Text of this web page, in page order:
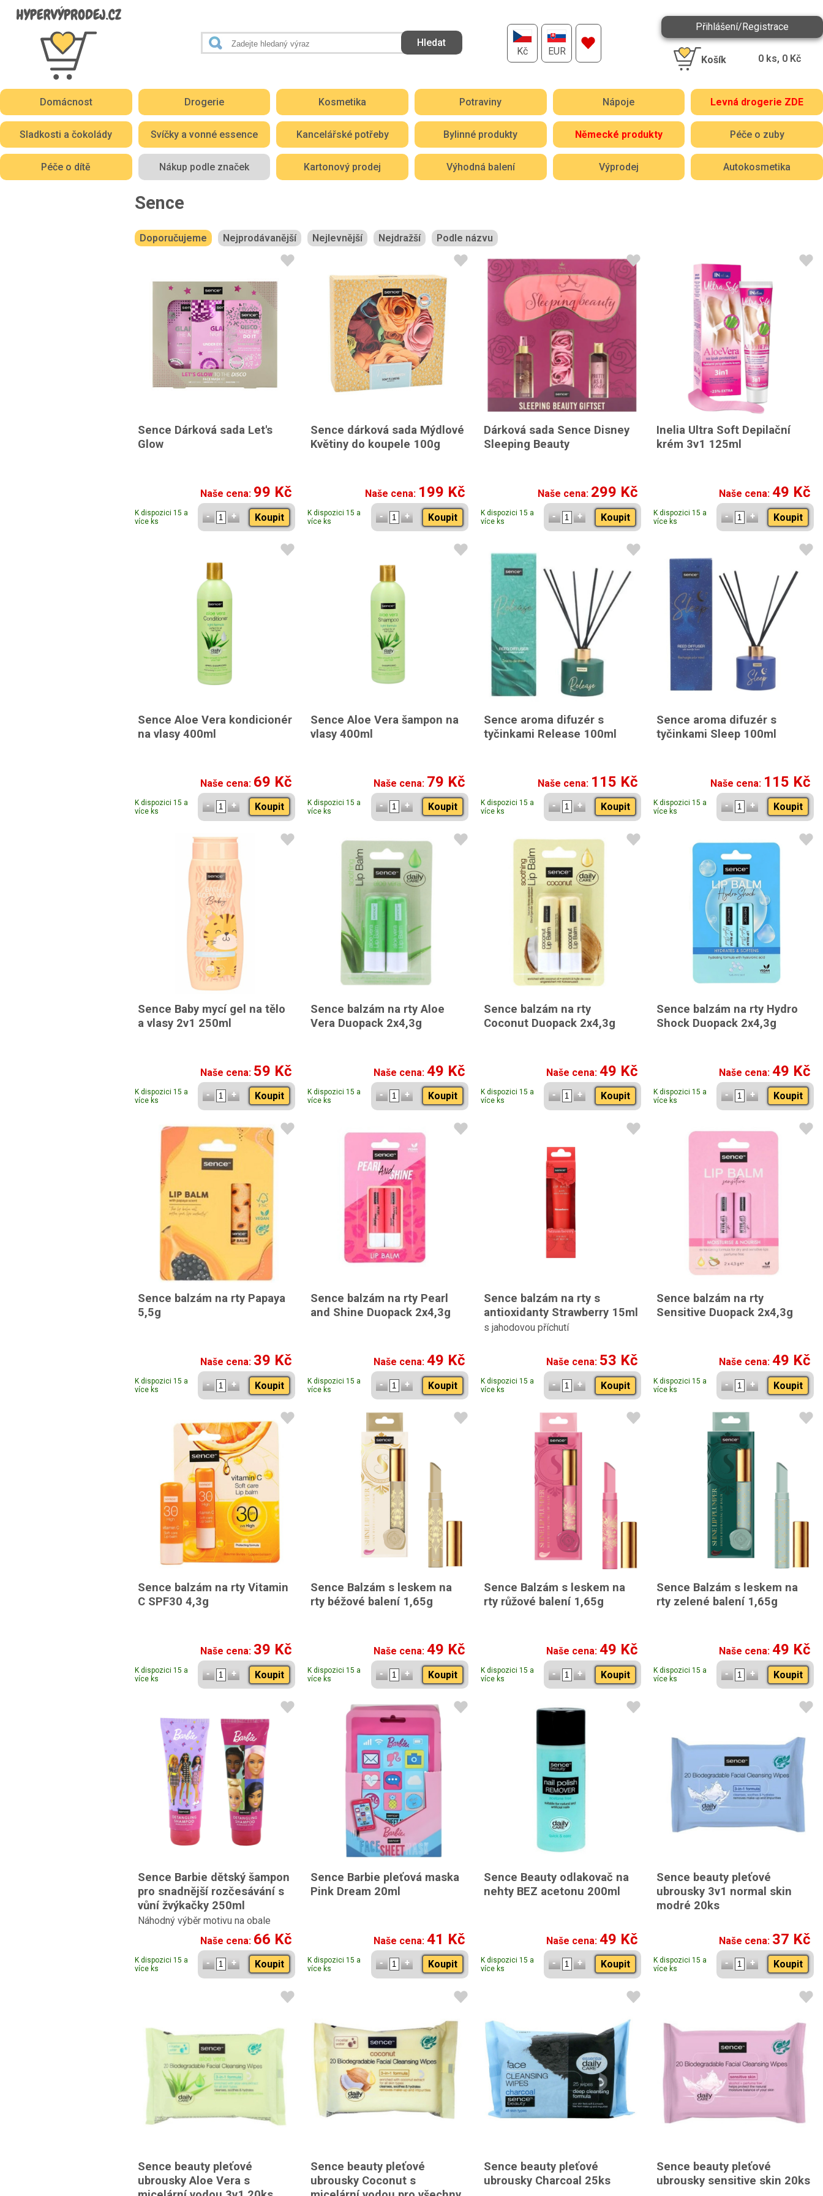
Kč EUR
Přihlášení/Registrace
Košík 0 ks, 0 Kč
Domácnost Drogerie Kosmetika Potraviny Nápoje Levná drogerie ZDE
Sladkosti a čokolády Svíčky a vonné essence Kancelářské potřeby Bylinné produkty Německé produkty Péče o zuby
Péče o dítě Nákup podle značek Kartonový prodej Výhodná balení Výprodej Autokosmetika
Sence
Doporučujeme Nejprodávanější Nejlevnější Nejdražší Podle názvu
Sence Dárková sada Let's
Glow
Naše cena: 99 Kč
K dispozici 15 a
více ks
Koupit
Sence dárková sada Mýdlové
Květiny do koupele 100g
Naše cena: 199 Kč
K dispozici 15 a
více ks
Koupit
Dárková sada Sence Disney
Sleeping Beauty
Naše cena: 299 Kč
K dispozici 15 a
více ks
Koupit
Inelia Ultra Soft Depilační
krém 3v1 125ml
Naše cena: 49 Kč
K dispozici 15 a
více ks
Koupit
Sence Aloe Vera kondicionér
na vlasy 400ml
Naše cena: 69 Kč
K dispozici 15 a
více ks
Koupit
Sence Aloe Vera šampon na
vlasy 400ml
Naše cena: 79 Kč
K dispozici 15 a
více ks
Koupit
Sence aroma difuzér s
tyčinkami Release 100ml
Naše cena: 115 Kč
K dispozici 15 a
více ks
Koupit
Sence aroma difuzér s
tyčinkami Sleep 100ml
Naše cena: 115 Kč
K dispozici 15 a
více ks
Koupit
Sence Baby mycí gel na tělo
a vlasy 2v1 250ml
Naše cena: 59 Kč
K dispozici 15 a
více ks
Koupit
Sence balzám na rty Aloe
Vera Duopack 2x4,3g
Naše cena: 49 Kč
K dispozici 15 a
více ks
Koupit
Sence balzám na rty
Coconut Duopack 2x4,3g
Naše cena: 49 Kč
K dispozici 15 a
více ks
Koupit
Sence balzám na rty Hydro
Shock Duopack 2x4,3g
Naše cena: 49 Kč
K dispozici 15 a
více ks
Koupit
Sence balzám na rty Papaya
5,5g
Naše cena: 39 Kč
K dispozici 15 a
více ks
Koupit
Sence balzám na rty Pearl
and Shine Duopack 2x4,3g
Naše cena: 49 Kč
K dispozici 15 a
více ks
Koupit
Sence balzám na rty s
antioxidanty Strawberry 15ml
s jahodovou příchutí
Naše cena: 53 Kč
K dispozici 15 a
více ks
Koupit
Sence balzám na rty
Sensitive Duopack 2x4,3g
Naše cena: 49 Kč
K dispozici 15 a
více ks
Koupit
Sence balzám na rty Vitamin
C SPF30 4,3g
Naše cena: 39 Kč
K dispozici 15 a
více ks
Koupit
Sence Balzám s leskem na
rty béžové balení 1,65g
Naše cena: 49 Kč
K dispozici 15 a
více ks
Koupit
Sence Balzám s leskem na
rty růžové balení 1,65g
Naše cena: 49 Kč
K dispozici 15 a
více ks
Koupit
Sence Balzám s leskem na
rty zelené balení 1,65g
Naše cena: 49 Kč
K dispozici 15 a
více ks
Koupit
Sence Barbie dětský šampon
pro snadnější rozčesávání s
vůní žvýkačky 250ml
Náhodný výběr motivu na obale
Naše cena: 66 Kč
K dispozici 15 a
více ks
Koupit
Sence Barbie pleťová maska
Pink Dream 20ml
Naše cena: 41 Kč
K dispozici 15 a
více ks
Koupit
Sence Beauty odlakovač na
nehty BEZ acetonu 200ml
Naše cena: 49 Kč
K dispozici 15 a
více ks
Koupit
Sence beauty pleťové
ubrousky 3v1 normal skin
modré 20ks
Naše cena: 37 Kč
K dispozici 15 a
více ks
Koupit
Sence beauty pleťové
ubrousky Aloe Vera s
Sence beauty pleťové
ubrousky Coconut s
Sence beauty pleťové
ubrousky Charcoal 25ks
Sence beauty pleťové
ubrousky sensitive skin 20ks